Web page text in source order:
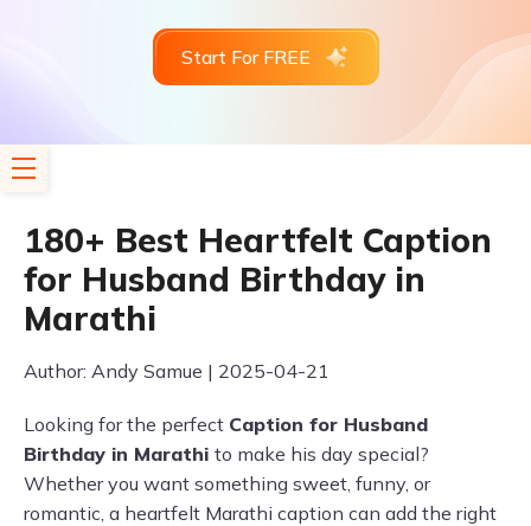
Start For FREE
180+ Best Heartfelt Caption
for Husband Birthday in
Marathi
Author: Andy Samue | 2025-04-21
Looking for the perfect Caption for Husband
Birthday in Marathi to make his day special?
Whether you want something sweet, funny, or
romantic, a heartfelt Marathi caption can add the right